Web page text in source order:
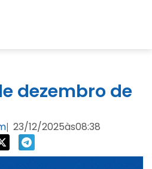
dezembro de
| 23/12/2025às08:38